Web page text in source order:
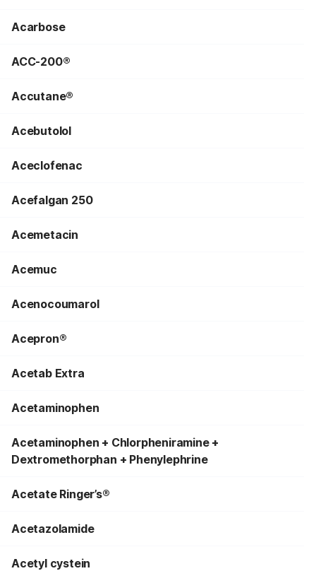
Acarbose
ACC-200®
Accutane®
Acebutolol
Aceclofenac
Acefalgan 250
Acemetacin
Acemuc
Acenocoumarol
Acepron®
Acetab Extra
Acetaminophen
Acetaminophen + Chlorpheniramine +
Dextromethorphan + Phenylephrine
Acetate Ringer’s®
Acetazolamide
Acetyl cystein